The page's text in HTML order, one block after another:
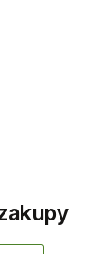
kół
membranowe